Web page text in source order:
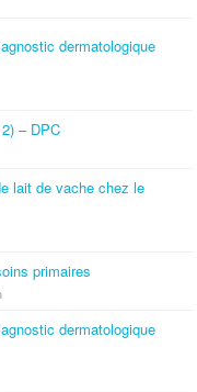
dermatologique
– DPC
lait de vache chez le
primaires
dermatologique